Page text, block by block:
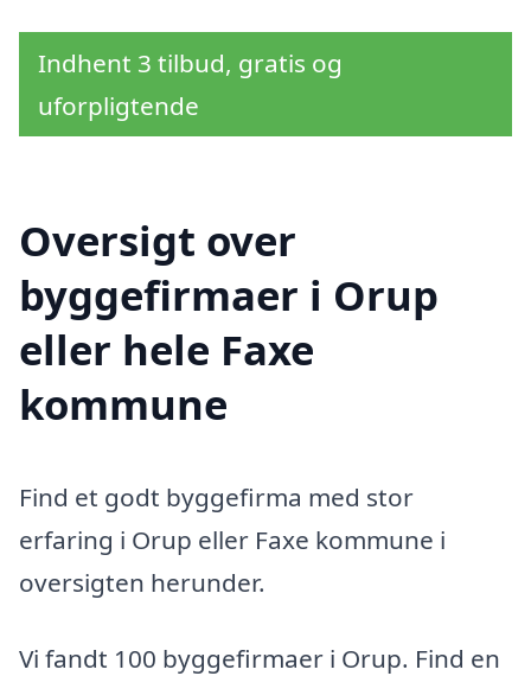
Indhent 3 tilbud, gratis og
uforpligtende
Oversigt over
byggefirmaer i Orup
eller hele Faxe
kommune
Find et godt byggefirma med stor
erfaring i Orup eller Faxe kommune i
oversigten herunder.
Vi fandt 100 byggefirmaer i Orup. Find en